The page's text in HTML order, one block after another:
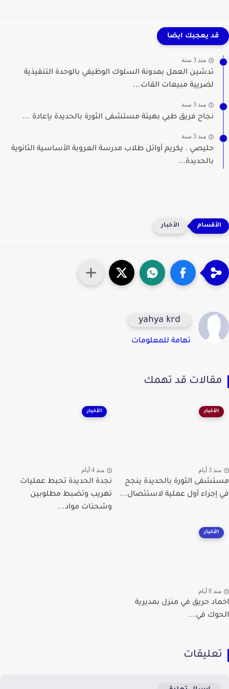
قد يعجبك ايضا
منذ 3 سنة
تدشين العمل بمدونة السلوك الوظيفي بالوحدة التنفيذية
لضريية مبيعات القات...
منذ 3 سنة
نجاح فريق طبي بهيئة مستشفى الثورة بالحديدة بإعادة ...
منذ 3 سنة
حليصي . يكريم أوائل طلاب مدرسة العروبة الأساسية الثانوية
بالحديدة...
الأخبار
yahya krd
تهامة للمعلومات
قد تهمك
الأخبار
3 أيام
الثورة بالحديدة ينجح
أول عملية لاستئصال...
الأخبار
منذ 4 أيام
نجدة الحديدة تحبط عمليات
تهريب وتضبط مطلوبين
وشحنات مواد...
الأخبار
8 أيام
حريق في منزل بمديرية
في...